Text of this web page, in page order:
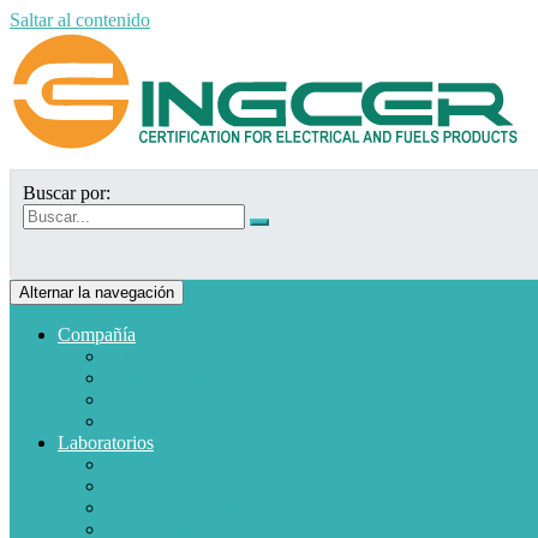
Saltar al contenido
Buscar por:
Alternar la navegación
Compañía
Laboratorios